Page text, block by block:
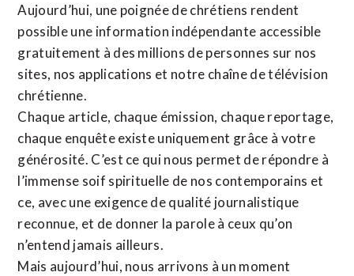
Aujourd’hui, une poignée de chrétiens rendent
possible une information indépendante accessible
gratuitement à des millions de personnes sur nos
sites, nos applications et notre chaîne de télévision
chrétienne.
Chaque article, chaque émission, chaque reportage,
chaque enquête existe uniquement grâce à votre
générosité. C’est ce qui nous permet de répondre à
l’immense soif spirituelle de nos contemporains et
ce, avec une exigence de qualité journalistique
reconnue, et de donner la parole à ceux qu’on
n’entend jamais ailleurs.
Mais aujourd’hui, nous arrivons à un moment